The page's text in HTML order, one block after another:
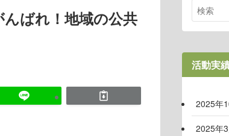
ばれ！地域の公共
活動実
2025年
2025年3